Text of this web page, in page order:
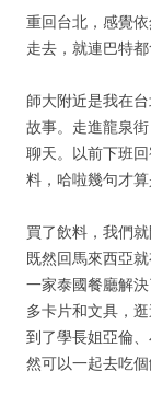
重回台北，感覺
走去，就連巴特
師大附近是我在
故事。走進龍泉
聊天。以前下班
料，哈啦幾句才算
買了飲料，我們
既然回馬來西亞
一家泰國餐廳解
多卡片和文具，
到了學長姐亞倫
然可以一起去吃個